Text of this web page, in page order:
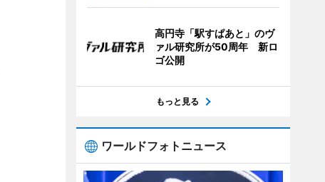
高円寺「駅すぱあと」のヴ
ァル研究所が50周年 新ロ
ゴ公開
もっと見る
ワールドフォトニュース